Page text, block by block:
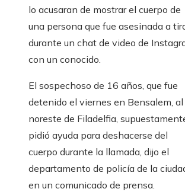
lo acusaran de mostrar el cuerpo de
una persona que fue asesinada a
durante un chat de video de
con un conocido.
El sospechoso de 16 años, que fue
detenido el viernes en Bensalem, al
noreste de Filadelfia,
pidió ayuda para deshacerse del
cuerpo durante la llamada, dijo el
departamento de policía de la
en un comunicado de prensa.